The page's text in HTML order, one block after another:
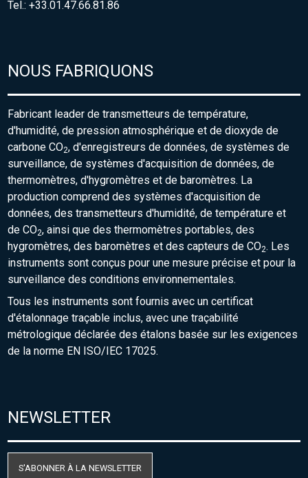
Tel.: +33.01.47.66.81.86
NOUS FABRIQUONS
Fabricant leader de transmetteurs de température,
d'humidité, de pression atmosphérique et de dioxyde de
carbone CO2, d'enregistreurs de données, de systèmes de
surveillance, de systèmes d'acquisition de données, de
thermomètres, d'hygromètres et de baromètres. La
production comprend des systèmes d'acquisition de
données, des transmetteurs d'humidité, de température et
de CO2, ainsi que des thermomètres portables, des
hygromètres, des baromètres et des capteurs de CO2. Les
instruments sont conçus pour une mesure précise et pour la
surveillance des conditions environnementales.
Tous les instruments sont fournis avec un certificat
d'étalonnage traçable inclus, avec une traçabilité
métrologique déclarée des étalons basée sur les exigences
de la norme EN ISO/IEC 17025.
NEWSLETTER
S'ABONNER À LA NEWSLETTER